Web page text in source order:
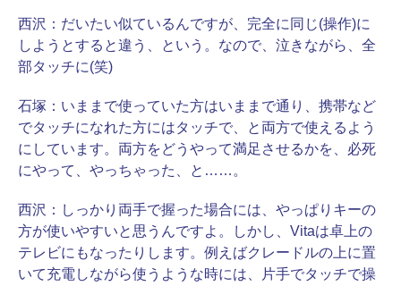
西沢： だいたい似ているんですが、完全に同じ(操作)に
しようとすると違う、という。なので、泣きながら、全
部タッチに(笑)
石塚： いままで使っていた方はいままで通り、携帯など
でタッチになれた方にはタッチで、と両方で使えるよう
にしています。両方をどうやって満足させるかを、必死
にやって、やっちゃった、と……。
西沢： しっかり両手で握った場合には、やっぱりキーの
方が使いやすいと思うんですよ。しかし、Vitaは卓上の
テレビにもなったりします。例えばクレードルの上に置
いて充電しながら使うような時には、片手でタッチで操